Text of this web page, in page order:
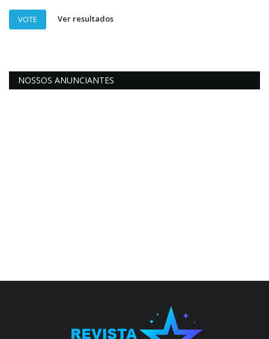
VOTE Ver resultados
NOSSOS ANUNCIANTES